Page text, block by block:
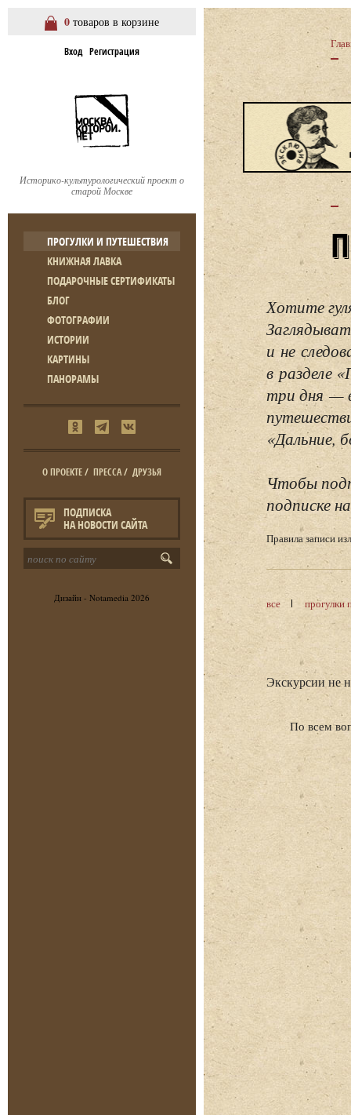
0 товаров в корзине
Вход Регистрация
Историко-культурологический проект о
старой Москве
ПРОГУЛКИ И ПУТЕШЕСТВИЯ
КНИЖНАЯ ЛАВКА
ПОДАРОЧНЫЕ СЕРТИФИКАТЫ
БЛОГ
ФОТОГРАФИИ
ИСТОРИИ
КАРТИНЫ
ПАНОРАМЫ
О ПРОЕКТЕ/ ПРЕССА/ ДРУЗЬЯ
ПОДПИСКА
НА НОВОСТИ САЙТА
Дизайн - Notamedia 2026
Хотите
и не
в разделе
три дня —
«Дальние,
Чтобы
подписке
Правила записи
все прогулки
Экскурсии не
По всем